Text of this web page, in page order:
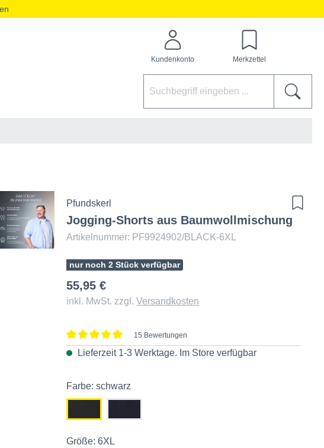
Kundenkonto Merkzettel
Pfundskerl
Jogging-Shorts aus Baumwollmischung
Artikelnummer: PF9924902/BLACK-6XL
nur noch 2 Stück verfügbar
55,95 €
inkl. MwSt. zzgl.Versandkosten
Durchschnittliche Bewertung von 5 von 5 Sternen
15 Bewertungen
Lieferzeit 1-3 Werktage. Im Store verfügbar
Farbe: schwarz
Größe: 6XL